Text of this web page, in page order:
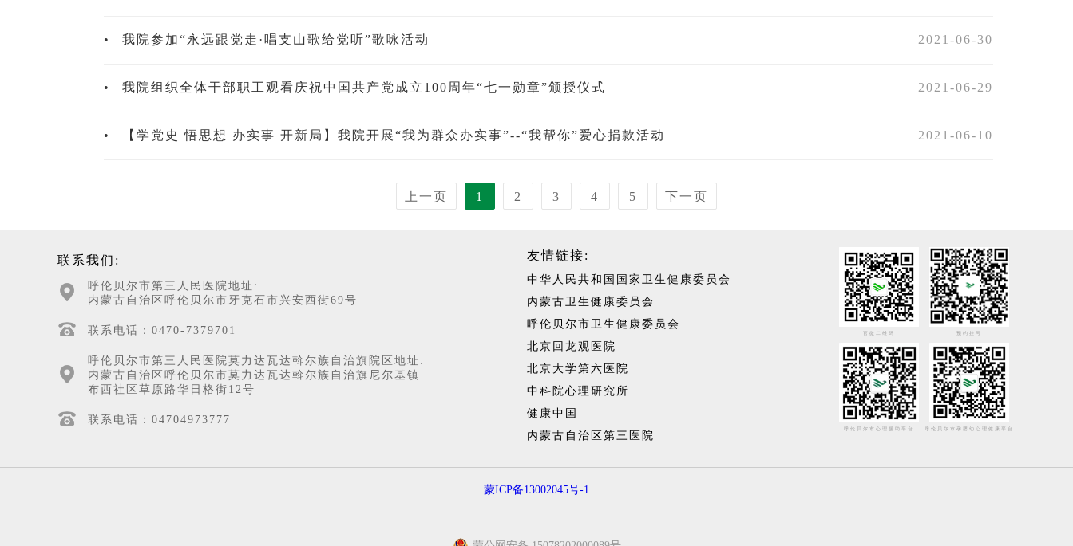
• 我院参加“永远跟党走·唱支山歌给党听”歌咏活动 2021-06-30
• 我院组织全体干部职工观看庆祝中国共产党成立100周年“七一勋章”颁授仪式 2021-06-29
• 【学党史 悟思想 办实事 开新局】我院开展“我为群众办实事”--“我帮你”爱心捐款活动 2021-06-10
上一页 1 2 3 4 5 下一页
联系我们:
呼伦贝尔市第三人民医院地址:
内蒙古自治区呼伦贝尔市牙克石市兴安西街69号
联系电话：0470-7379701
呼伦贝尔市第三人民医院莫力达瓦达斡尔族自治旗院区地址:
内蒙古自治区呼伦贝尔市莫力达瓦达斡尔族自治旗尼尔基镇
布西社区草原路华日格街12号
联系电话：04704973777
友情链接:
中华人民共和国国家卫生健康委员会
内蒙古卫生健康委员会
呼伦贝尔市卫生健康委员会
北京回龙观医院
北京大学第六医院
中科院心理研究所
健康中国
内蒙古自治区第三医院
官微二维码 预约挂号
呼伦贝尔市心理援助平台 呼伦贝尔市孕婴幼心理健康平台
蒙ICP备13002045号-1